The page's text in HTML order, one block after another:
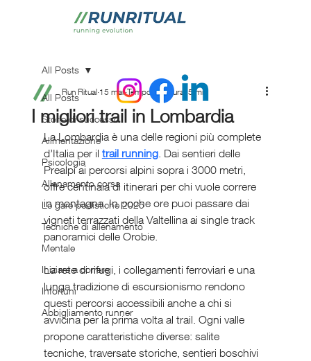
All Posts
Storie di successo
Alimentazione
Psicologia
Allenamento corsa
Le gare podistiche 2025
Tecniche di allenamento
Mentale
Iniziare a correre
Infortuni
Abbigliamento runner
All Posts
I migliori trail in Lombardia
Run Ritual 15 mar Tempo di lettura: 5 min
La Lombardia è una delle regioni più complete
d’Italia per il trail running. Dai sentieri delle
Prealpi ai percorsi alpini sopra i 3000 metri,
offre centinaia di itinerari per chi vuole correre
in montagna. In poche ore puoi passare dai
vigneti terrazzati della Valtellina ai single track
panoramici delle Orobie.
La rete di rifugi, i collegamenti ferroviari e una
lunga tradizione di escursionismo rendono
questi percorsi accessibili anche a chi si
avvicina per la prima volta al trail. Ogni valle
propone caratteristiche diverse: salite
tecniche, traversate storiche, sentieri boschivi